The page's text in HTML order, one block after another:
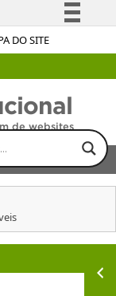
DO SITE
informação
de websites